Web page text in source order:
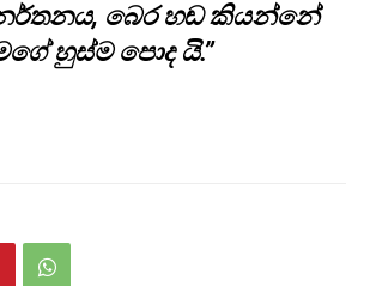
බෙර හඬ කියන්නේ
හුස්ම පොද යි.”